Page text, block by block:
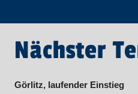
Nächster
Görlitz, laufender Einstieg